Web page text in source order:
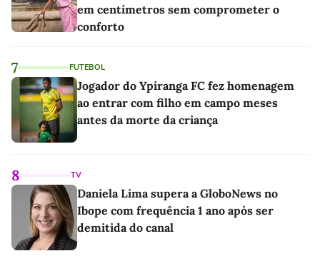
em centímetros sem comprometer o
conforto
7 FUTEBOL
Jogador do Ypiranga FC fez homenagem
ao entrar com filho em campo meses
antes da morte da criança
8 TV
Daniela Lima supera a GloboNews no
Ibope com frequência 1 ano após ser
demitida do canal